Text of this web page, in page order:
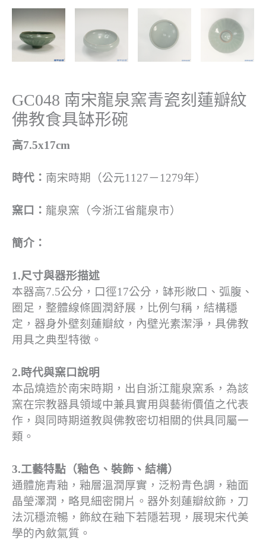
GC048 南宋龍泉窯青瓷刻蓮瓣紋
佛教食具缽形碗
高7.5x17cm
時代： 南宋時期（公元1127－1279年）
窯口： 龍泉窯（今浙江省龍泉市）
簡介：
1.尺寸與器形描述
本器高7.5公分，口徑17公分，缽形敞口、弧腹、
圈足，整體線條圓潤舒展，比例勻稱，結構穩
定，器身外壁刻蓮瓣紋，內壁光素潔淨，具佛教
用具之典型特徵。
2.時代與窯口說明
本品燒造於南宋時期，出自浙江龍泉窯系，為該
窯在宗教器具領域中兼具實用與藝術價值之代表
作，與同時期道教與佛教密切相關的供具同屬一
類。
3.工藝特點（釉色、裝飾、結構）
通體施青釉，釉層溫潤厚實，泛粉青色調，釉面
晶瑩澤潤，略見細密開片。器外刻蓮瓣紋飾，刀
法沉穩流暢，飾紋在釉下若隱若現，展現宋代美
學的內斂氣質。